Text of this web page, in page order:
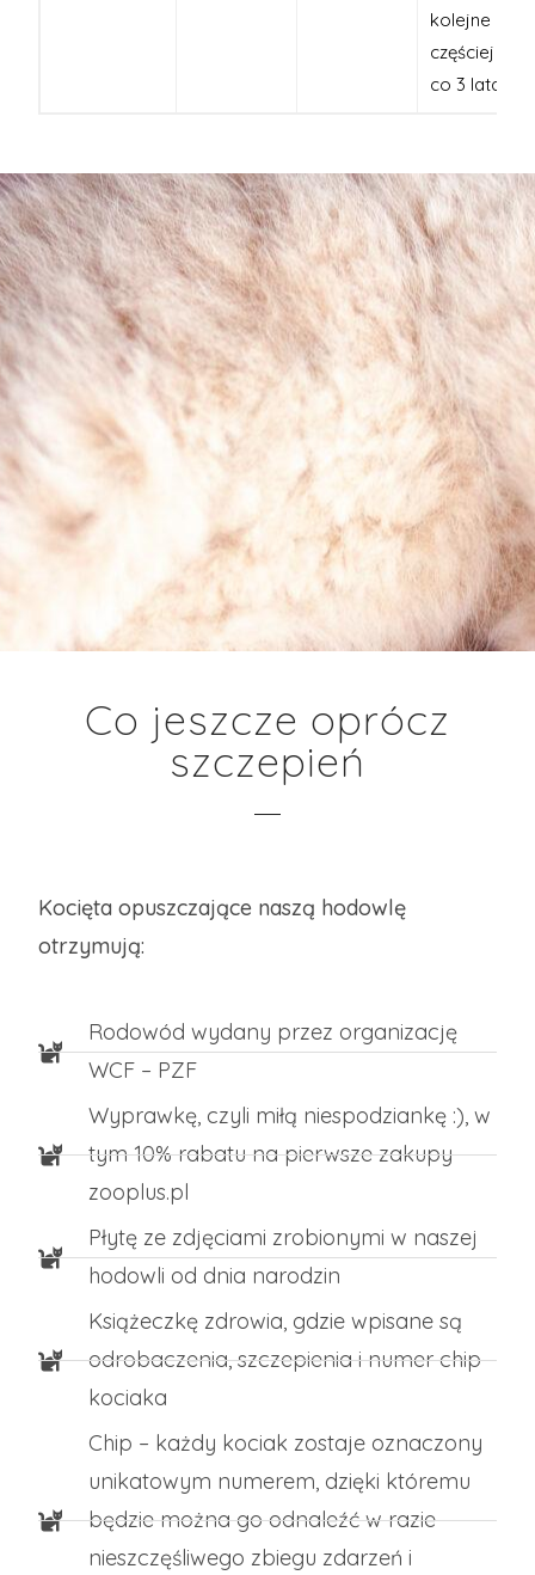
kolejne nie
częściej niż
co 3 lata
Co jeszcze oprócz
szczepień
Kocięta opuszczające naszą hodowlę
otrzymują:
Rodowód wydany przez organizację
WCF – PZF
Wyprawkę, czyli miłą niespodziankę :), w
tym 10% rabatu na pierwsze zakupy
zooplus.pl
Płytę ze zdjęciami zrobionymi w naszej
hodowli od dnia narodzin
Książeczkę zdrowia, gdzie wpisane są
odrobaczenia, szczepienia i numer chip
kociaka
Chip – każdy kociak zostaje oznaczony
unikatowym numerem, dzięki któremu
będzie można go odnaleźć w razie
nieszczęśliwego zbiegu zdarzeń i